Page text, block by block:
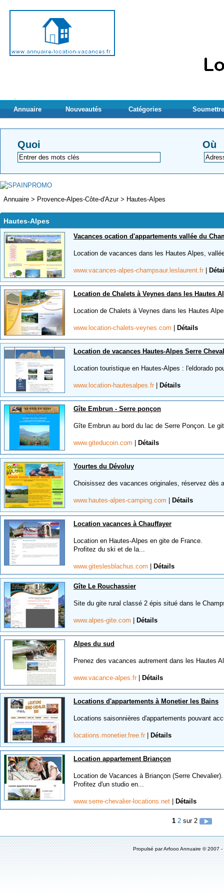
Annuaire Nouveautés Catégories
Quoi Où
Annuaire > Provence-Alpes-Côte-d'Azur > Hautes-Alpes
Hautes-Alpes
Vacances ocation d'appartements vallée du
Location de vacances dans les Hautes Alpes,
www.vacances-alpes-champsaur.leslaurent.fr
Location de Chalets à Veynes dans les Hautes
Location de Chalets à Veynes dans les Hautes
www.location-chalets-veynes.com Détails
Location de vacances Hautes-Alpes Serre
Location touristique en Hautes-Alpes : l'eldorado
www.location-hautesalpes.fr Détails
Gîte Embrun - Serre ponçon
Gîte Embrun au bord du lac de Serre Ponçon. Le
www.giteducoin.com Détails
Yourtes du Dévoluy
Choisissez des vacances originales, réservez dès
www.hautes-alpes-camping.com Détails
Location vacances à Chauffayer
Location en Hautes-Alpes en gite de France.
Profitez du ski et de la...
www.giteslesblachus.com Détails
Gîte Le Rouchassier
Site du gite rural classé 2 épis situé dans le
www.alpes-gite.com Détails
Alpes du sud
Prenez des vacances autrement dans les Hautes
www.vacance-alpes.fr Détails
Locations d'appartements à Monetier les Bains
Locations saisonnières d'appartements pouvant
locations.monetier.free.fr Détails
Location appartement Briançon
Location de Vacances à Briançon (Serre Chevalier).
Profitez d'un studio en...
www.serre-chevalier-locations.net Détails
1 2 sur 2
Propulsé par Arfooo Annuaire ©